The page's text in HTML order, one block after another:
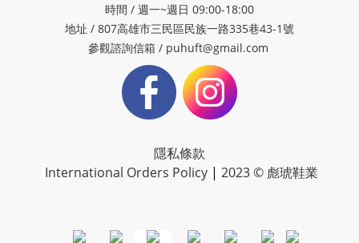
時間 / 週一~週日 09:00-18:00
地址 / 807高雄市三民區民族一路335巷43-1號
參觀諮詢信箱 / puhuft@gmail.com
隱私條款
International Orders Policy | 2023 © 彪琥鞋業